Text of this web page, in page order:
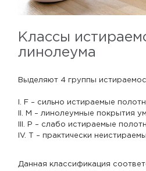
Классы
линолеума
Выделяют 4 группы
I. F – сильно истираемые
II. M – линолеумные покрытия
III. P – слабо истираемые
IV. T – практически
Данная классификация